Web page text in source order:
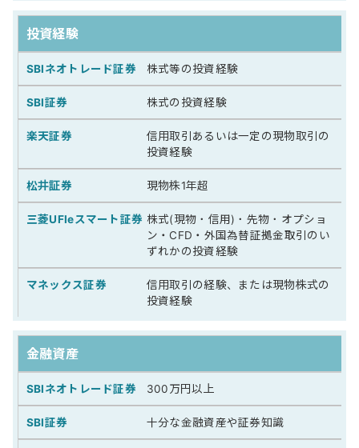
投資経験
株式等の投資経験
株式の投資経験
信用取引あるいは一定の現物取引の
投資経験
現物株1年超
株式(現物・信用)・先物・オプショ
ン・CFD・外国為替証拠金取引のい
ずれかの投資経験
信用取引の経験、または現物株式の
投資経験
金融資産
300万円以上
十分な金融資産や証券知識